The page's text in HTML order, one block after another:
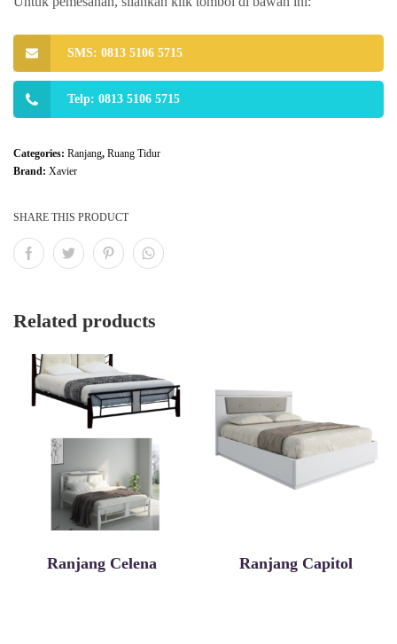
SMS: 0813 5106 5715
Telp: 0813 5106 5715
Categories: Ranjang, Ruang Tidur
Brand: Xavier
SHARE THIS PRODUCT
Related products
Ranjang Celena Ranjang Capitol